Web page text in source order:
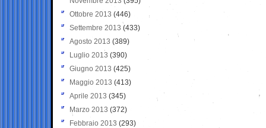
Ottobre 2013 (446)
Settembre 2013 (433)
Agosto 2013 (389)
Luglio 2013 (390)
Giugno 2013 (425)
Maggio 2013 (413)
Aprile 2013 (345)
Marzo 2013 (372)
Febbraio 2013 (293)